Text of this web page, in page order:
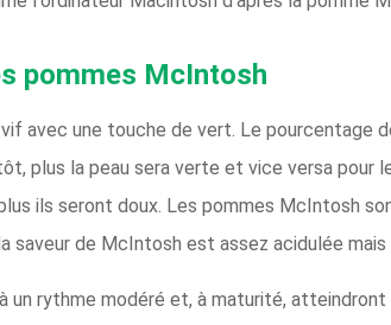
pommes McIntosh
avec une touche de vert. Le pourcentage
plus la peau sera verte et vice versa pour
ils seront doux. Les pommes McIntosh
saveur de McIntosh est assez acidulée
rythme modéré et, à maturité,